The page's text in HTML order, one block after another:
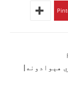
هېوادونه|